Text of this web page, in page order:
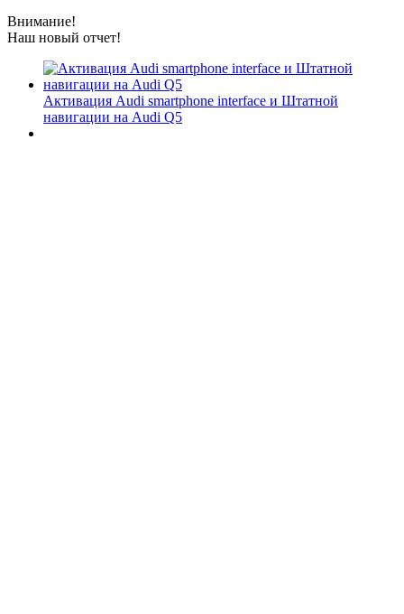
Внимание!
Наш новый отчет!
Активация Audi smartphone interface и Штатной
навигации на Audi Q5